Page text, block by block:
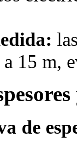
15 m,
de